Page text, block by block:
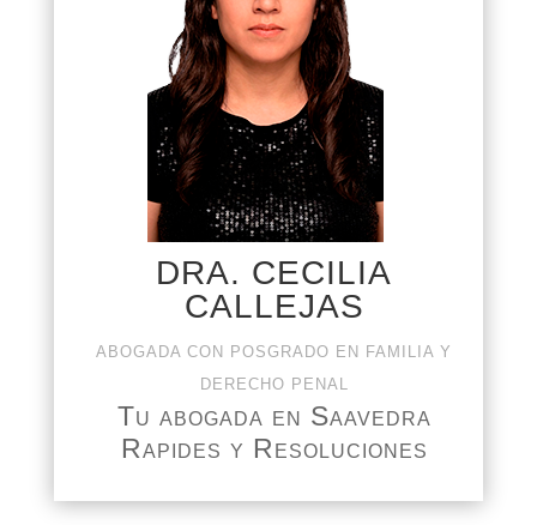
DRA. CECILIA
CALLEJAS
ABOGADA CON POSGRADO EN FAMILIA Y
DERECHO PENAL
Tu abogada en Saavedra
Rapides y Resoluciones